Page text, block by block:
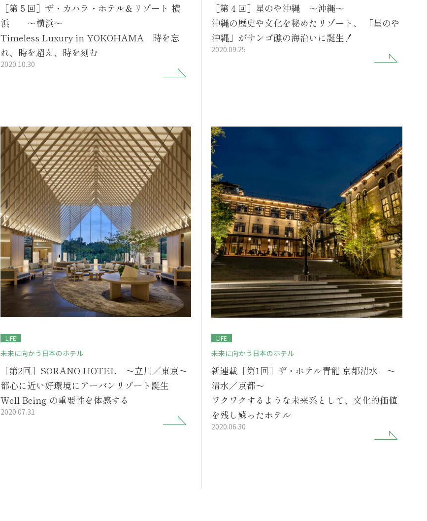
［第５回］ザ・カハラ・ホテル＆リゾート 横
浜 ～横浜～
Timeless Luxury in YOKOHAMA 時を忘
れ、時を超え、時を刻む
2020.10.30
［第４回］星のや沖縄 ～沖縄～
沖縄の歴史や文化を秘めたリゾート、 「星のや
沖縄」がサンゴ礁の海沿いに誕生！
2020.09.25
LIFE
未来に向かう日本のホテル
［第2回］SORANO HOTEL ～立川／東京～
都心に近い好環境にアーバンリゾート誕生
Well Being の重要性を体感する
2020.07.31
LIFE
未来に向かう日本のホテル
新連載［第1回］ザ・ホテル青龍 京都清水 ～
清水／京都～
ワクワクするような未来系として、文化的価値
を残し蘇ったホテル
2020.06.30